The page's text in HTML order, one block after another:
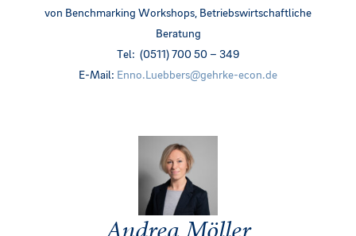
von Benchmarking Workshops, Betriebswirtschaftliche
Beratung
Tel: (0511) 700 50 – 349
E-Mail: Enno.Luebbers@gehrke-econ.de